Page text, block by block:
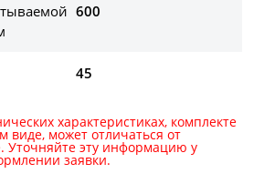
600
45
характеристиках, комплекте
виде, может отличаться от
Уточняйте эту информацию у
заявки.